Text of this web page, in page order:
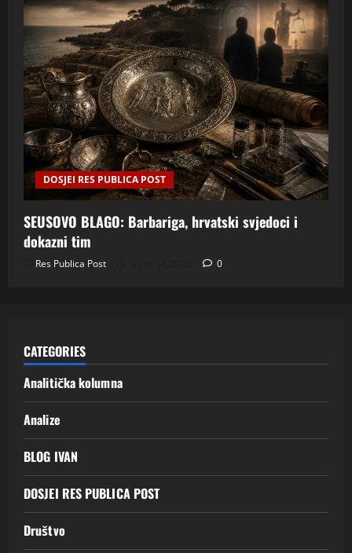
DOSJEI RES PUBLICA POST
SEUSOVO BLAGO: Barbariga, hrvatski svjedoci i
dokazni tim
Res Publica Post 0
CATEGORIES
Analitička kolumna
Analize
BLOG IVAN
DOSJEI RES PUBLICA POST
Društvo